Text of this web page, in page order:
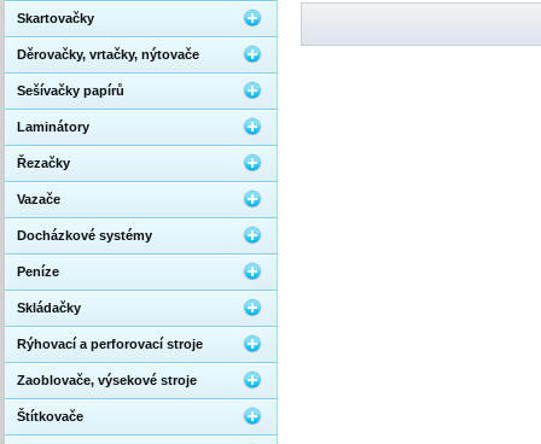
Skartovačky
Děrovačky, vrtačky, nýtovače
Sešívačky papírů
Laminátory
Řezačky
Vazače
Docházkové systémy
Peníze
Skládačky
Rýhovací a perforovací stroje
Zaoblovače, výsekové stroje
Štítkovače